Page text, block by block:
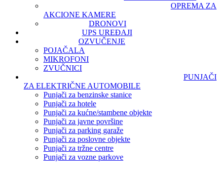
OPREMA ZA
AKCIONE KAMERE
DRONOVI
UPS UREĐAJI
OZVUČENJE
POJAČALA
MIKROFONI
ZVUČNICI
PUNJAČI
ZA ELEKTRIČNE AUTOMOBILE
Punjači za benzinske stanice
Punjači za hotele
Punjači za kućne/stambene objekte
Punjači za javne površine
Punjači za parking garaže
Punjači za poslovne objekte
Punjači za tržne centre
Punjači za vozne parkove